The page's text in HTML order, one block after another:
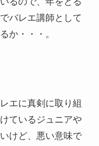
バレエ講師として
か・・・。
エに真剣に取り組
ているジュニアや
けど、悪い意味で